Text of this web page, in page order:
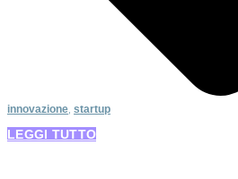
innovazione startup
LEGGI TUTTO